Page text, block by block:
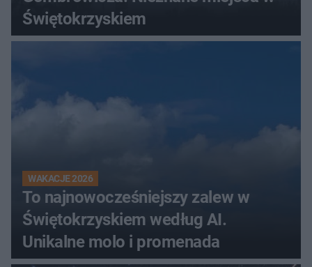
Świętokrzyskiem
WAKACJE 2026
To najnowocześniejszy zalew w
Świętokrzyskiem według AI.
Unikalne molo i promenada